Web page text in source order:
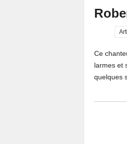
Ce
larmes et
quelques